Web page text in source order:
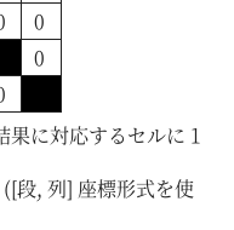
0
0
果に対応するセルに 1
段, 列] 座標形式を使